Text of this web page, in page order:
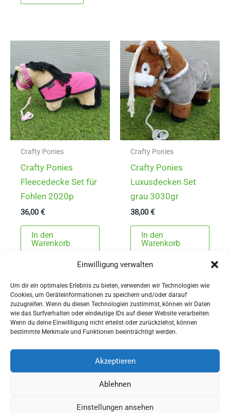
Einwilligung verwalten
Um dir ein optimales Erlebnis zu bieten, verwenden wir Technologien wie
Cookies, um Geräteinformationen zu speichern und/oder darauf
zuzugreifen. Wenn du diesen Technologien zustimmst, können wir Daten
wie das Surfverhalten oder eindeutige IDs auf dieser Website verarbeiten.
Wenn du deine Einwillligung nicht erteilst oder zurückziehst, können
bestimmte Merkmale und Funktionen beeinträchtigt werden.
Akzeptieren
Ablehnen
Einstellungen ansehen
Crafty Ponies
Crafty Ponies
Fleecedecke Set für
Fohlen 2020p
36,00€
In den
Warenkorb
Crafty Ponies
Crafty Ponies
Luxusdecken Set
grau 3030gr
38,00€
In den
Warenkorb
AGBs
Widerrufsbelehrung
Copyright © 2026 - Sattlerei Meinecke